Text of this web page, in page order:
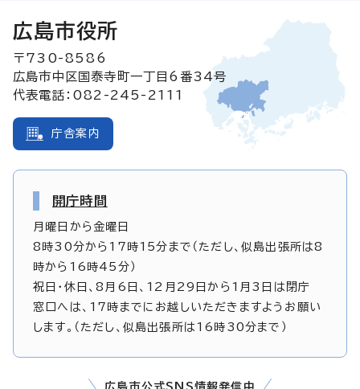
広島市役所
〒730-8586
広島市中区国泰寺町一丁目6番34号
代表電話：082-245-2111
庁舎案内
開庁時間
月曜日から金曜日
8時30分から17時15分まで（ただし、似島出張所は8
時から16時45分）
祝日・休日、8月6日、12月29日から1月3日は閉庁
窓口へは、17時までにお越しいただきますようお願い
します。（ただし、似島出張所は16時30分まで）
広島市公式SNS情報発信中